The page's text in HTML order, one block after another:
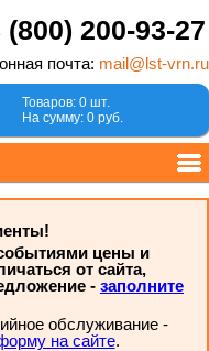
(800) 200-93-27
почта: mail@lst-vrn.ru
Товаров: 0 шт.
На сумму: 0 руб.
цены и
от сайта,
- заполните
обслуживание -
на сайте.